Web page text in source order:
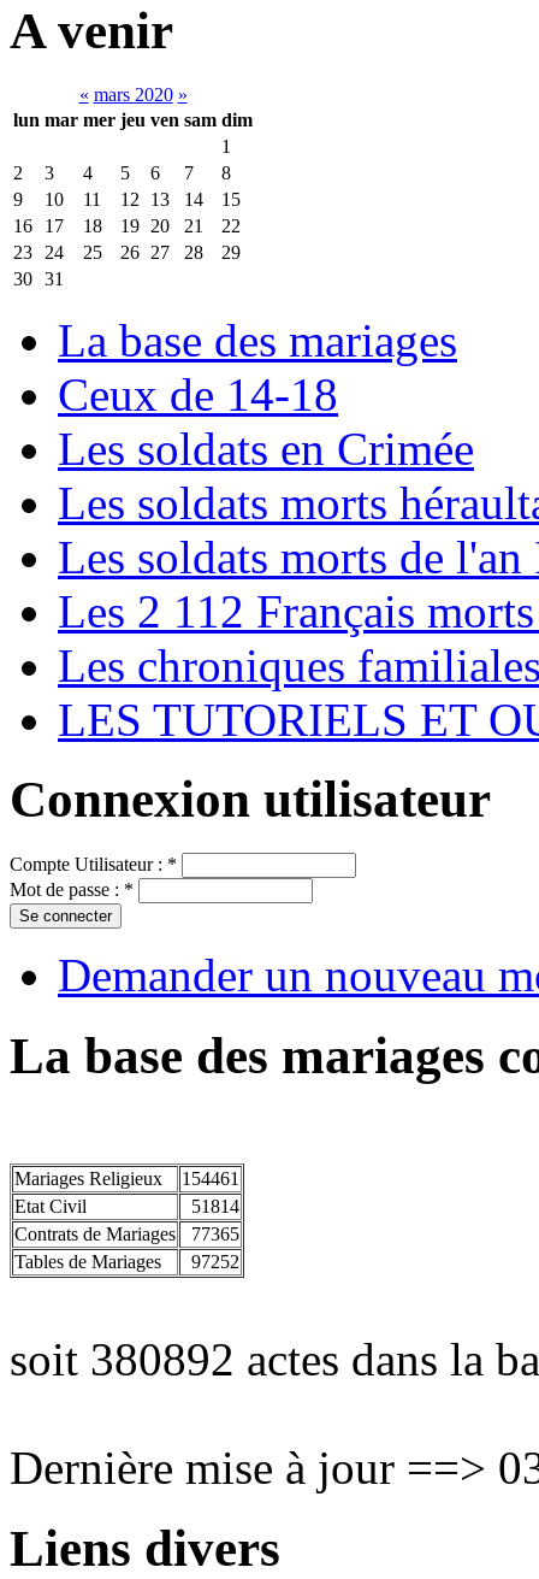
A venir
« mars 2020 »
lun mar mer jeu ven sam dim
1
2
3 4 5 6 7
8
9
10 11 12 13 14
15
16
17 18 19 20 21
22
23
24 25 26 27 28
29
30 31
La base des mariages
Ceux de 14-18
Les soldats en Crimée
Les soldats morts
Les soldats morts de
Les 2 112 Français
Les chroniques
LES TUTORIELS ET
Connexion utilisateur
Compte Utilisateur : *
Mot de passe : *
Demander un nouveau
La base des mariages
Mariages Religieux
154461
Etat Civil
51814
Contrats de Mariages
77365
Tables de Mariages
97252
soit 380892 actes dans la
Dernière mise à jour ==>
Liens divers